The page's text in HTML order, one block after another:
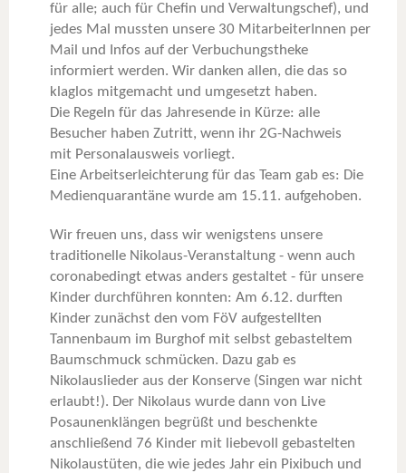
für alle; auch für Chefin und Verwaltungschef), und
jedes Mal mussten unsere 30 MitarbeiterInnen per
Mail und Infos auf der Verbuchungstheke
informiert werden. Wir danken allen, die das so
klaglos mitgemacht und umgesetzt haben.
Die Regeln für das Jahresende in Kürze: alle
Besucher haben Zutritt, wenn ihr 2G-Nachweis
mit Personalausweis vorliegt.
Eine Arbeitserleichterung für das Team gab es: Die
Medienquarantäne wurde am 15.11. aufgehoben.
Wir freuen uns, dass wir wenigstens unsere
traditionelle Nikolaus-Veranstaltung - wenn auch
coronabedingt etwas anders gestaltet - für unsere
Kinder durchführen konnten: Am 6.12. durften
Kinder zunächst den vom FöV aufgestellten
Tannenbaum im Burghof mit selbst gebasteltem
Baumschmuck schmücken. Dazu gab es
Nikolauslieder aus der Konserve (Singen war nicht
erlaubt!). Der Nikolaus wurde dann von Live
Posaunenklängen begrüßt und beschenkte
anschließend 76 Kinder mit liebevoll gebastelten
Nikolaustüten, die wie jedes Jahr ein Pixibuch und